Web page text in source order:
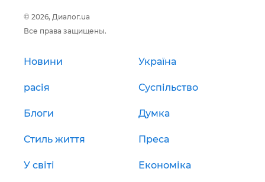
© 2026, Диалог.ua
Все права защищены.
Новини Україна
расія Суспільство
Блоги Думка
Стиль життя Преса
У світі Економіка